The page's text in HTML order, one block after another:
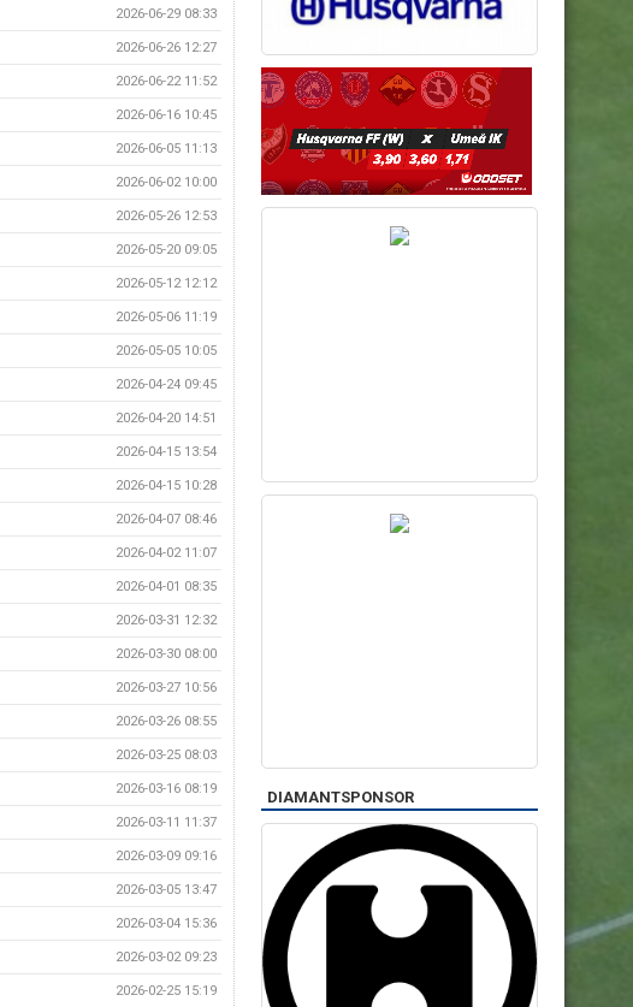
2026-06-29 08:33
2026-06-26 12:27
2026-06-22 11:52
2026-06-16 10:45
2026-06-05 11:13
2026-06-02 10:00
2026-05-26 12:53
2026-05-20 09:05
2026-05-12 12:12
2026-05-06 11:19
2026-05-05 10:05
2026-04-24 09:45
2026-04-20 14:51
2026-04-15 13:54
2026-04-15 10:28
2026-04-07 08:46
2026-04-02 11:07
2026-04-01 08:35
2026-03-31 12:32
2026-03-30 08:00
2026-03-27 10:56
2026-03-26 08:55
2026-03-25 08:03
2026-03-16 08:19
2026-03-11 11:37
2026-03-09 09:16
2026-03-05 13:47
2026-03-04 15:36
2026-03-02 09:23
2026-02-25 15:19
DIAMANTSPONSOR